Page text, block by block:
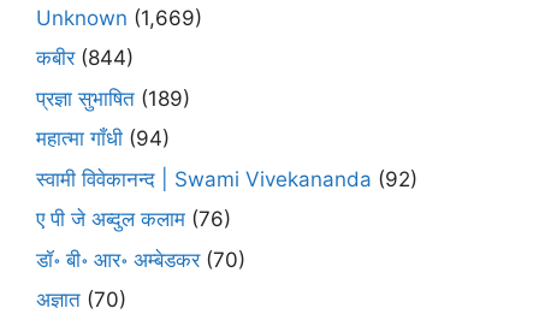
Unknown (1,669)
कबीर(844)
प्रज्ञा सुभाषित (189)
महात्मा गाँधी (94)
स्वामी विवेकानन्द | Swami Vivekananda (92)
ए पी जे अब्दुल कलाम (76)
डॉ॰ बी॰ आर॰ अम्बेडकर(70)
अज्ञात (70)